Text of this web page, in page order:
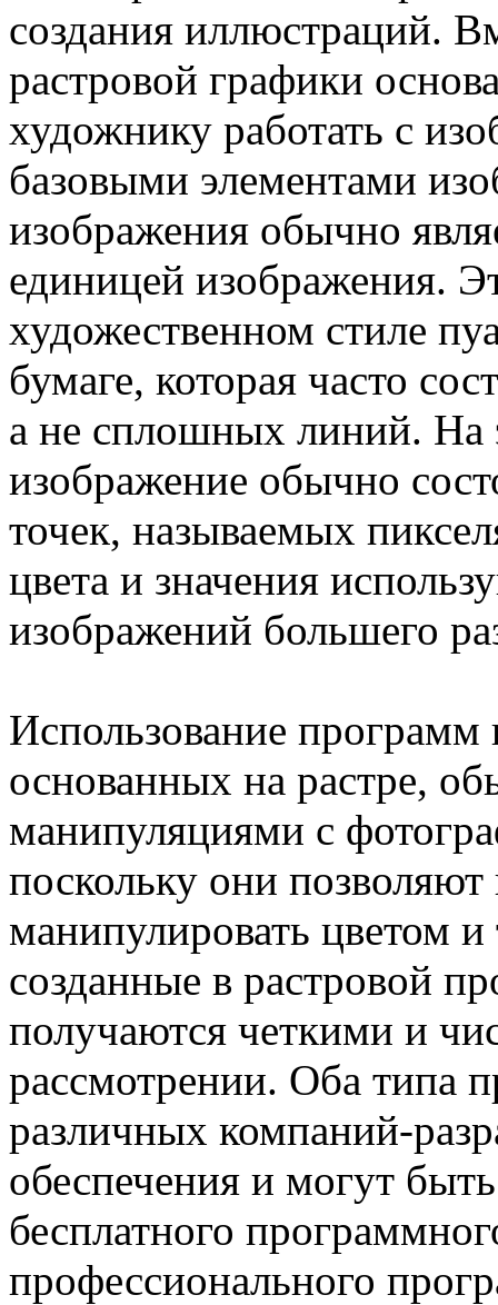
создания иллюстраций.
растровой графики
художнику работать с
базовыми элементами
изображения обычно
единицей изображения.
художественном стиле
бумаге, которая часто
а не сплошных линий. На
изображение обычно
точек, называемых
цвета и значения
изображений большего
Использование программ
основанных на растре,
манипуляциями с
поскольку они позволяют
манипулировать цветом
созданные в растровой
получаются четкими и
рассмотрении. Оба типа
различных компаний-
обеспечения и могут
бесплатного
профессионального